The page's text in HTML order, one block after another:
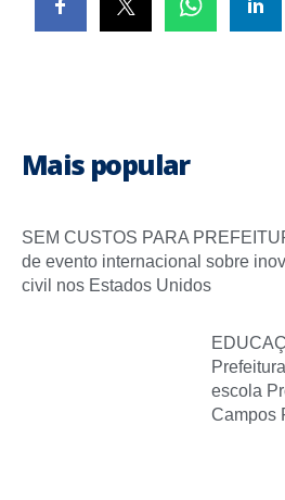
Mais popular
SEM CUSTOS PARA
de evento internacional sobre
civil nos Estados Unidos
escola
Campos